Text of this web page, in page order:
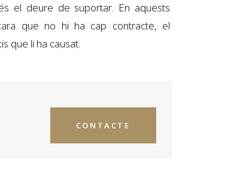
el deure de suportar. En aquests
que no hi ha cap contracte, el
que li ha causat.
CONTACTE